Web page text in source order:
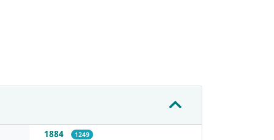
1884 1249